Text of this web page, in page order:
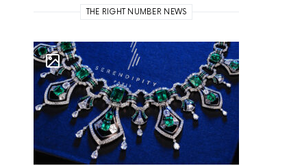
THE RIGHT NUMBER NEWS